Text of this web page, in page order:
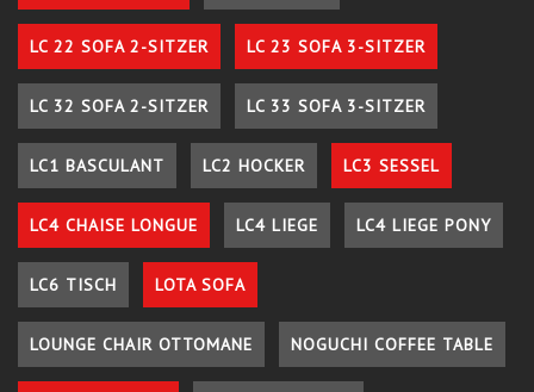
LC 22 SOFA 2-SITZER LC 23 SOFA 3-SITZER
LC 32 SOFA 2-SITZER LC 33 SOFA 3-SITZER
LC1 BASCULANT LC2 HOCKER LC3 SESSEL
LC4 CHAISE LONGUE LC4 LIEGE LC4 LIEGE PONY
LC6 TISCH LOTA SOFA
LOUNGE CHAIR OTTOMANE NOGUCHI COFFEE TABLE